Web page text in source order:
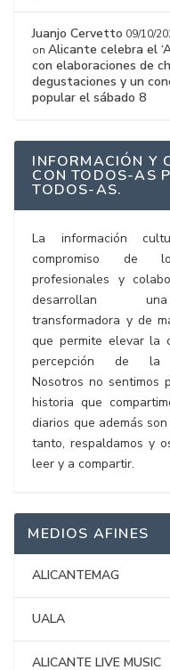
Juanjo Cervetto 09/10/
onAlicante celebra el
con elaboraciones de
degustaciones y un
popular el sábado 8
INFORMACIÓN Y
CON TODOS-AS
TODOS-AS.
La información
compromiso de
profesionales y
desarrollan
transformadora y de
que permite elevar la
percepción de la
Nosotros no sentimos
historia que
diarios que además
tanto, respaldamos y
leer y a compartir.
MEDIOS AFINES
ALICANTEMAG
UALA
ALICANTE LIVE MUSIC